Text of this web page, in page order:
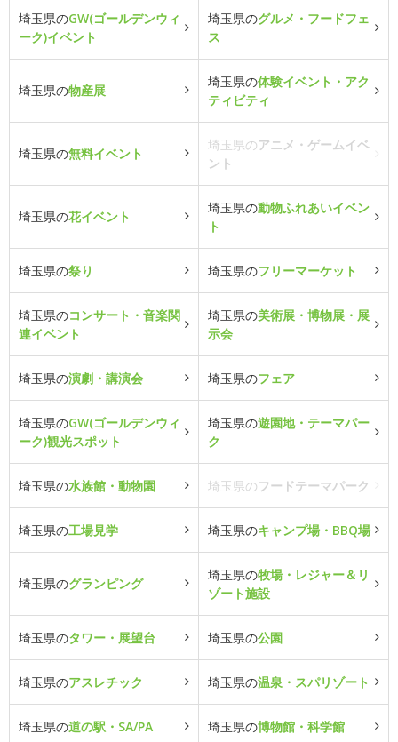
埼玉県のGW(ゴールデンウィ
ーク)イベント
埼玉県のグルメ・フードフェ
ス
埼玉県の物産展
埼玉県の体験イベント・アク
ティビティ
埼玉県の無料イベント
埼玉県のアニメ・ゲームイベ
ント
埼玉県の花イベント
埼玉県の動物ふれあいイベン
ト
埼玉県の祭り 埼玉県のフリーマーケット
埼玉県のコンサート・音楽関
連イベント
埼玉県の美術展・博物展・展
示会
埼玉県の演劇・講演会 埼玉県のフェア
埼玉県のGW(ゴールデンウィ
ーク)観光スポット
埼玉県の遊園地・テーマパー
ク
埼玉県の水族館・動物園 埼玉県のフードテーマパーク
埼玉県の工場見学 埼玉県のキャンプ場・BBQ場
埼玉県のグランピング
埼玉県の牧場・レジャー＆リ
ゾート施設
埼玉県のタワー・展望台 埼玉県の公園
埼玉県のアスレチック 埼玉県の温泉・スパリゾート
埼玉県の道の駅・SA/PA 埼玉県の博物館・科学館